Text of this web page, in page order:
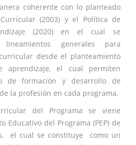
coherente con lo planteado
(2003) y el Política de
(2020) en el cual se
lineamientos generales para
desde el planteamiento
aprendizaje, el cual permiten
de formación y desarrollo de
la profesión en cada programa.
del Programa se viene
Educativo del Programa (PEP) de
el cual se constituye como un